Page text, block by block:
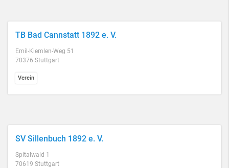
TB Bad Cannstatt 1892 e. V.
Emil-Kiemlen-Weg 51
70376 Stuttgart
Verein
SV Sillenbuch 1892 e. V.
Spitalwald 1
70619 Stuttgart